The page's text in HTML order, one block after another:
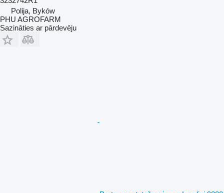
Polija, Byków
PHU AGROFARM
Sazināties ar pārdevēju